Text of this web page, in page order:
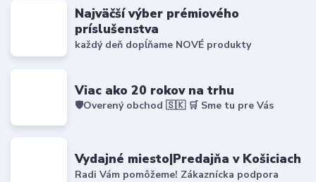
Najväčší výber prémiového
príslušenstva
každý deň dopĺňame NOVÉ produkty
Viac ako 20 rokov na trhu
🛡️Overený obchod 🇸🇰 🛒 Sme tu pre Vás
Vydajné miesto|Predajňa v Košiciach
Radi Vám pomôžeme! Zákaznícka podpora